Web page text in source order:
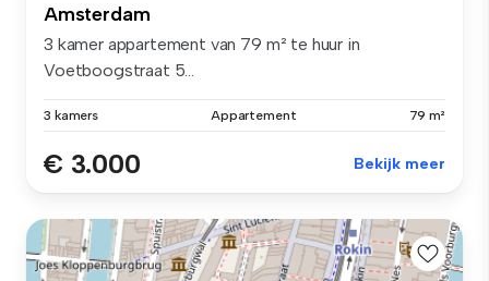
Amsterdam
3 kamer appartement van 79 m² te huur in
Voetboogstraat 5...
3 kamers Appartement 79 m²
€ 3.000 Bekijk meer